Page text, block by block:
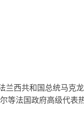
西共和国总统马克
等法国政府高级代